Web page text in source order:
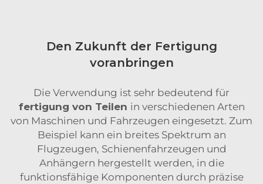
Den Zukunft der Fertigung
voranbringen
Die Verwendung ist sehr bedeutend für
fertigung von Teilen in verschiedenen Arten
von Maschinen und Fahrzeugen eingesetzt. Zum
Beispiel kann ein breites Spektrum an
Flugzeugen, Schienenfahrzeugen und
Anhängern hergestellt werden, in die
funktionsfähige Komponenten durch präzise